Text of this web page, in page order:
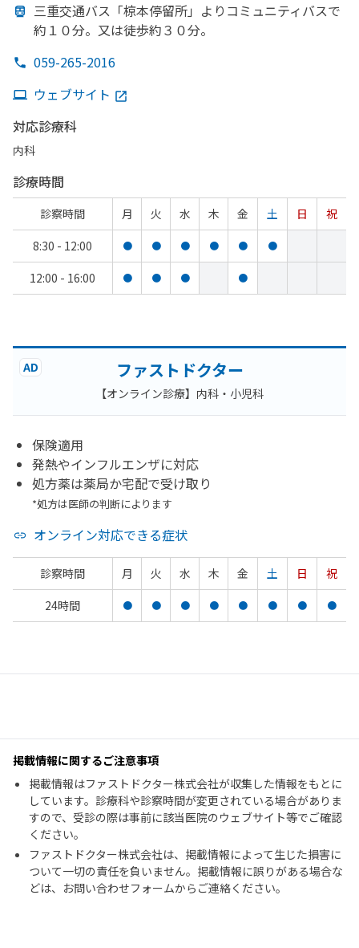
三重交通バス「椋本停留所」より コミュニティバスで
約１０分。 又は徒歩約３０分。
059-265-2016
ウェブサイト
対応診療科
内科
診療時間
診察時間 月 火 水 木 金 土 日
祝
8:30 - 12:00
● ● ● ● ● ●
12:00 - 16:00 ● ● ● ●
AD ファストドクター
【オンライン診療】内科・小児科
保険適用
発熱やインフルエンザに対応
処方薬は薬局か宅配で受け取り
*処方は医師の判断によります
オンライン対応できる症状
診察時間 月 火 水 木 金 土 日
祝
24時間
● ● ● ● ● ● ● ●
掲載情報に関するご注意事項
掲載情報はファストドクター株式会社が収集した情報をもとに
しています。診療科や診察時間が変更されている場合がありま
すので、受診の際は事前に該当医院のウェブサイト等でご確認
ください。
ファストドクター株式会社は、掲載情報によって生じた損害に
ついて一切の責任を負いません。掲載情報に誤りがある場合な
どは、お問い合わせフォームからご連絡ください。